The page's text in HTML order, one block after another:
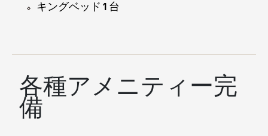
キングベッド 1 台
各種アメニティー完
備